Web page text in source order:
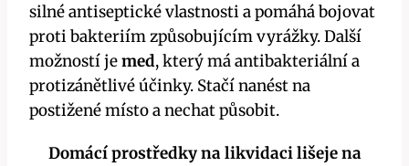
silné antiseptické vlastnosti a pomáhá bojovat
proti bakteriím způsobujícím vyrážky. Další
možností​ jemed, který má antibakteriální a
protizánětlivé účinky. Stačí​ nanést na
postižené místo a nechat‍ působit.
Domácí prostředky na likvidaci lišeje na